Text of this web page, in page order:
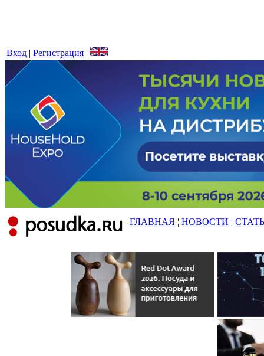
Вход | Регистрация |
ГЛАВНАЯ ¦ НОВОСТИ ¦